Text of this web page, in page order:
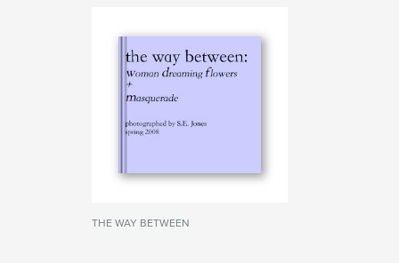
THE WAY BETWEEN